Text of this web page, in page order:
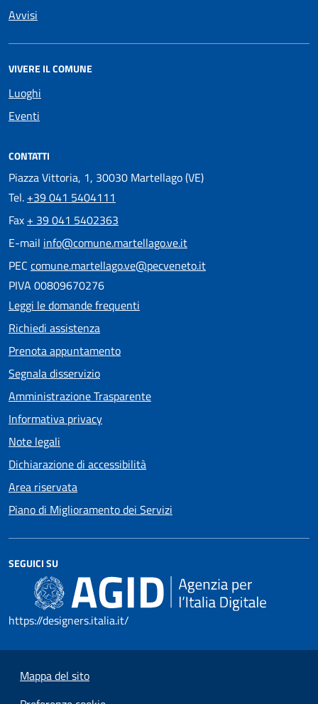
Avvisi
VIVERE IL COMUNE
Luoghi
Eventi
CONTATTI
Piazza Vittoria, 1, 30030 Martellago (VE)
Tel. +39 041 5404111
Fax + 39 041 5402363
E-mail info@comune.martellago.ve.it
PEC comune.martellago.ve@pecveneto.it
PIVA 00809670276
Leggi le domande frequenti
Richiedi assistenza
Prenota appuntamento
Segnala disservizio
Amministrazione Trasparente
Informativa privacy
Note legali
Dichiarazione di accessibilità
Area riservata
Piano di Miglioramento dei Servizi
SEGUICI SU
https://designers.italia.it/
Mappa del sito